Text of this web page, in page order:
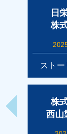
日
株
スト
株
西山